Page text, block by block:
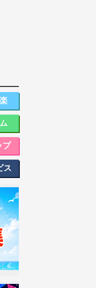
プ
ス